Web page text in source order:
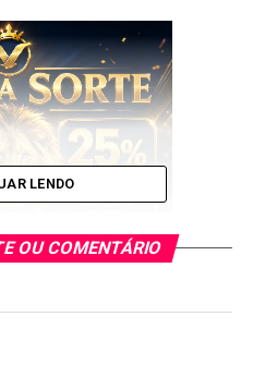
LENDO
OU COMENTÁRIO